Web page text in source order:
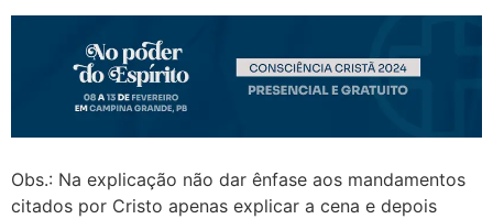
Obs.: Na explicação não dar ênfase aos mandamentos
citados por Cristo apenas explicar a cena e depois